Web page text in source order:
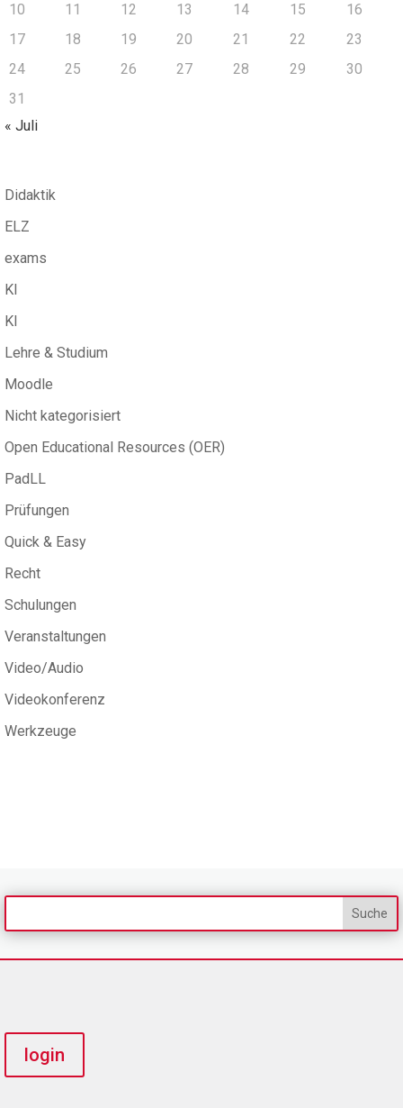
10
11 12 13 14 15
16
17
18 19 20 21 22
23
24
25 26 27 28 29
30
31
« Juli
Didaktik
ELZ
exams
KI
KI
Lehre & Studium
Moodle
Nicht kategorisiert
Open Educational Resources (OER)
PadLL
Prüfungen
Quick & Easy
Recht
Schulungen
Veranstaltungen
Video/Audio
Videokonferenz
Werkzeuge
login